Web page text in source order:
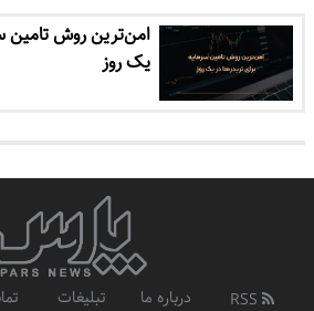
امن‌ترین روش تامین
یک روز
درباره ما تبلیغات